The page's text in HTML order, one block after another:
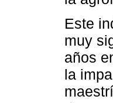
Este
muy
años
la